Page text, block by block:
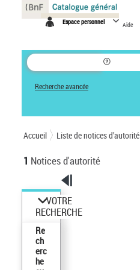
Espace personnel Aide
Recherche avancée
Accueil Liste de notices d’autorité
1 Notices d'autorité
VOTRE
RECHERCHE
Re
ch
erc
he
Panneau de gestion des cookies